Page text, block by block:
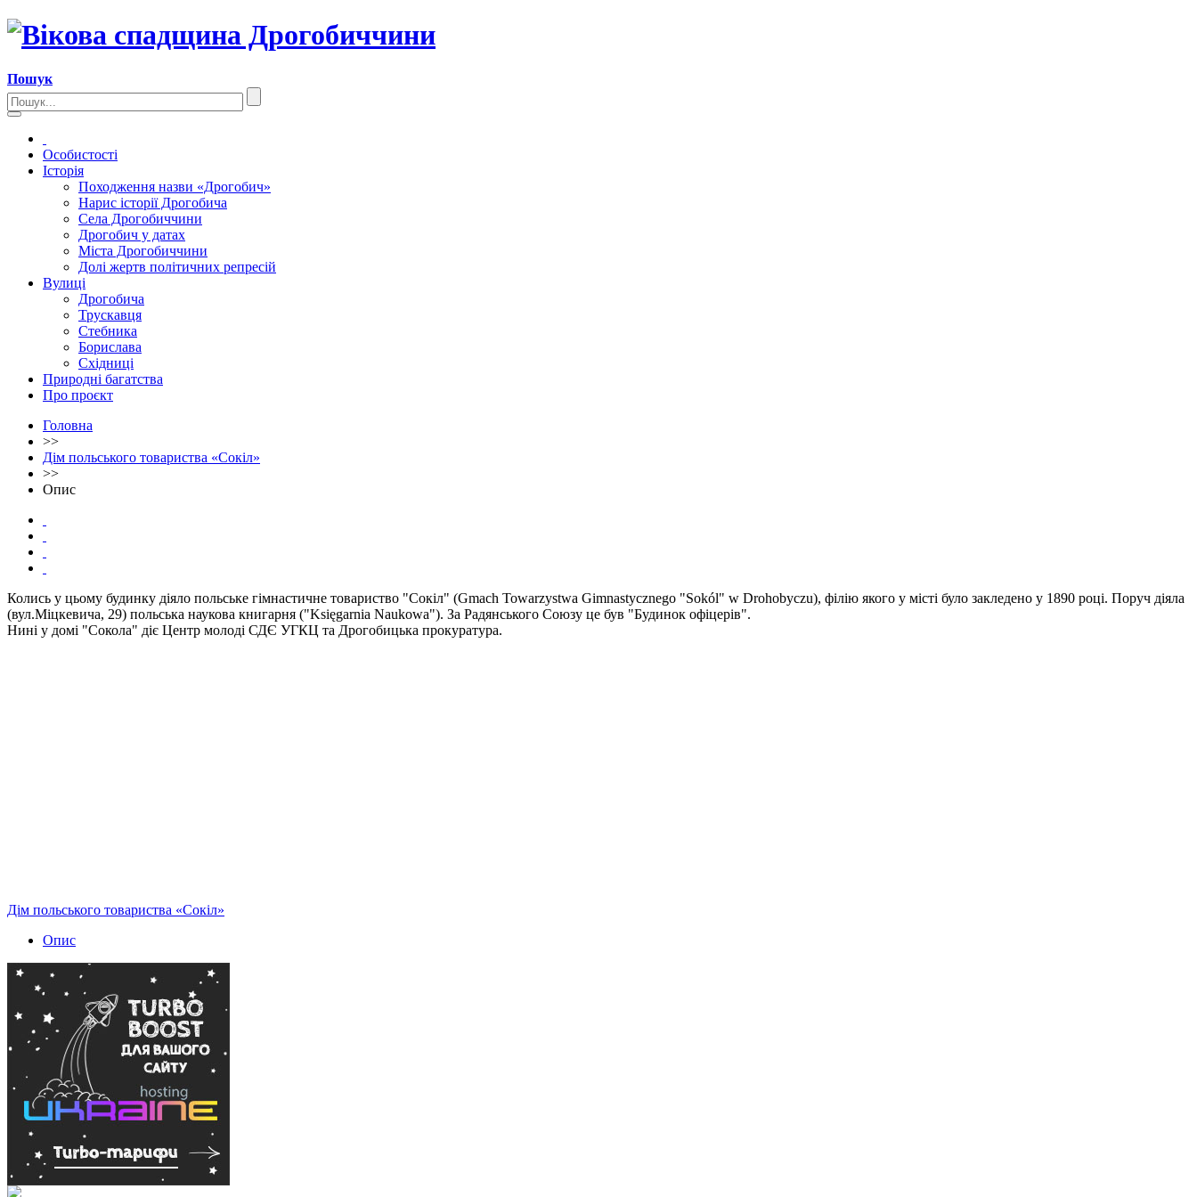
Пошук
Особистості
Історія
Походження назви «Дрогобич»
Нарис історії Дрогобича
Села Дрогобиччини
Дрогобич у датах
Міста Дрогобиччини
Долі жертв політичних репресій
Вулиці
Дрогобича
Трускавця
Стебника
Борислава
Східниці
Природні багатства
Про проєкт
Головна
>>
Дім польського товариства «Сокіл»
>>
Опис
Колись у цьому будинку діяло польське гімнастичне товариство "Сокіл" (Gmach Towarzystwa Gimnastycznego "Sokól" w Drohobyczu), філію якого у місті було закледено у 1890 році. Поруч діяла
(вул.Міцкевича, 29) польська наукова книгарня ("Księgarnia Naukowa"). За Радянського Союзу це був "Будинок офіцерів".
Нині у домі "Сокола" діє Центр молоді СДЄ УГКЦ та Дрогобицька прокуратура.
Дім польського товариства «Сокіл»
Опис